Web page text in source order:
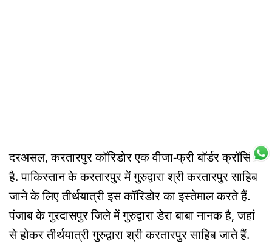
दरअसल, करतारपुर कॉरिडोर एक वीजा-फ्री बॉर्डर क्रॉसिंग
है. पाकिस्तान के करतारपुर में गुरुद्वारा श्री करतारपुर साहिब
जाने के लिए तीर्थयात्री इस कॉरिडोर का इस्तेमाल करते हैं.
पंजाब के गुरदासपुर जिले में गुरुद्वारा डेरा बाबा नानक है, जहां
से होकर तीर्थयात्री गुरुद्वारा श्री करतारपुर साहिब जाते हैं.